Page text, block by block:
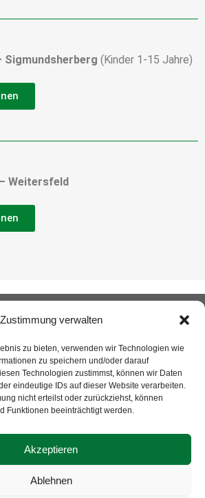
Zustimmung verwalten
zu bieten, verwenden wir Technologien wie
zu speichern und/oder darauf
Technologien zustimmst, können wir Daten
eindeutige IDs auf dieser Website verarbeiten.
nicht erteilst oder zurückziehst, können
Funktionen beeinträchtigt werden.
Akzeptieren
Ablehnen
Sigmundsherberg (Kinder 1-15 Jahre)
Weitersfeld
Datenschutzerklärung
Cookie-Richtlinie (EU)